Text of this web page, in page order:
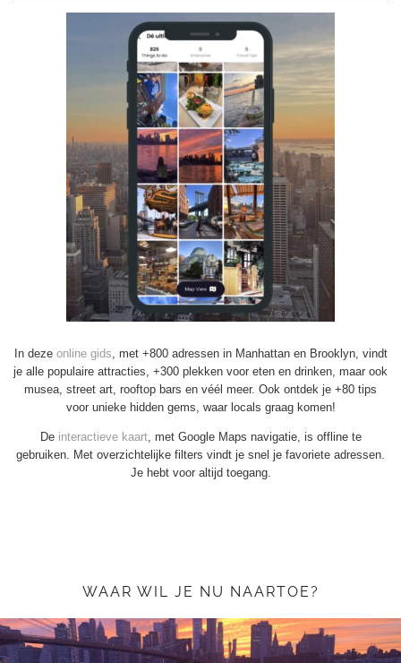
In deze online gids, met +800 adressen in Manhattan en Brooklyn, vindt
je alle populaire attracties, +300 plekken voor eten en drinken, maar ook
musea, street art, rooftop bars en véél meer. Ook ontdek je +80 tips
voor unieke hidden gems, waar locals graag komen!
De interactieve kaart, met Google Maps navigatie, is offline te
gebruiken. Met overzichtelijke filters vindt je snel je favoriete adressen.
Je hebt voor altijd toegang.
WAAR WIL JE NU NAARTOE?